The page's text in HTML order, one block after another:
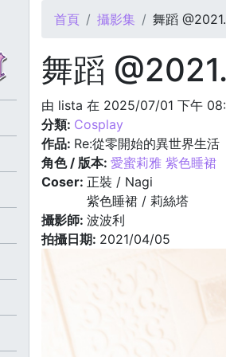
您在這裡
首頁 攝影集 舞蹈
舞蹈
由 lista 在 2025/07/01 下午
分類: Cosplay
作品: Re:從零開始的異世界生活
角色 / 版本: 愛蜜莉雅 紫色睡裙
Coser: 正裝 / Nagi
紫色睡裙 / 莉絲塔
攝影師: 波波利
拍攝日期: 2021/04/05